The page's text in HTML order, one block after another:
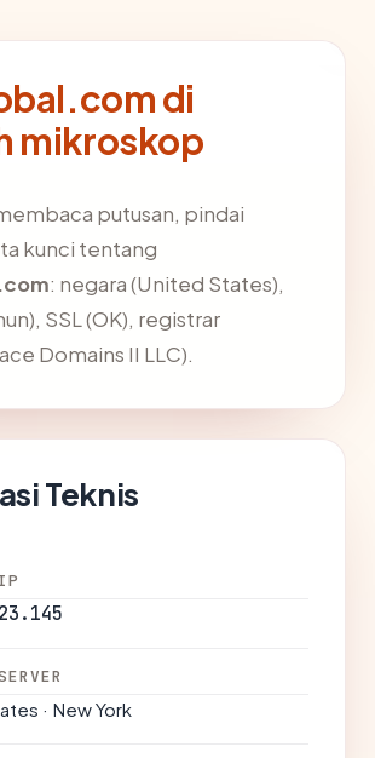
di
mikroskop
putusan, pindai
kunci tentang
: negara (United States),
SSL (OK), registrar
Domains II LLC).
Teknis
· New York